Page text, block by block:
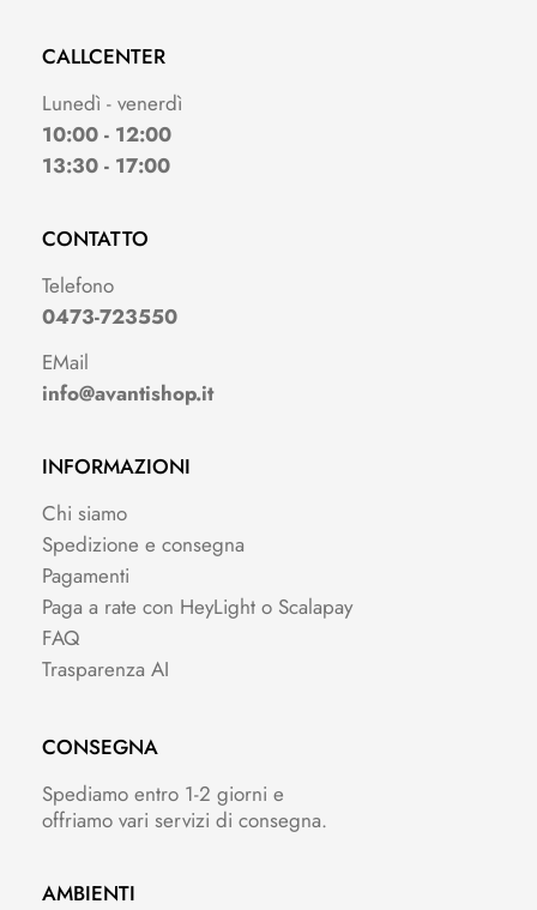
CALLCENTER
Lunedì - venerdì
10:00 - 12:00
13:30 - 17:00
CONTATTO
Telefono
0473-723550
EMail
info@avantishop.it
INFORMAZIONI
Chi siamo
Spedizione e consegna
Pagamenti
Paga a rate con HeyLight o Scalapay
FAQ
Trasparenza AI
CONSEGNA
Spediamo entro 1-2 giorni e
offriamo vari servizi di consegna.
AMBIENTI